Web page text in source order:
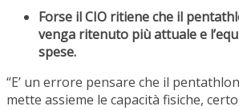
Forse il CIO ritiene che il
venga ritenuto più attuale e
spese.
“E’ un errore pensare che il
mette assieme le capacità fisiche,